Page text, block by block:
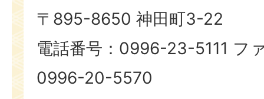
〒895-8650 神田町3-22
電話番号：0996-23-5111 フ
0996-20-5570